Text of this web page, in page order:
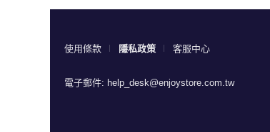
使用條款 隱私政策 客服中心
電子郵件: help_desk@enjoystore.com.tw